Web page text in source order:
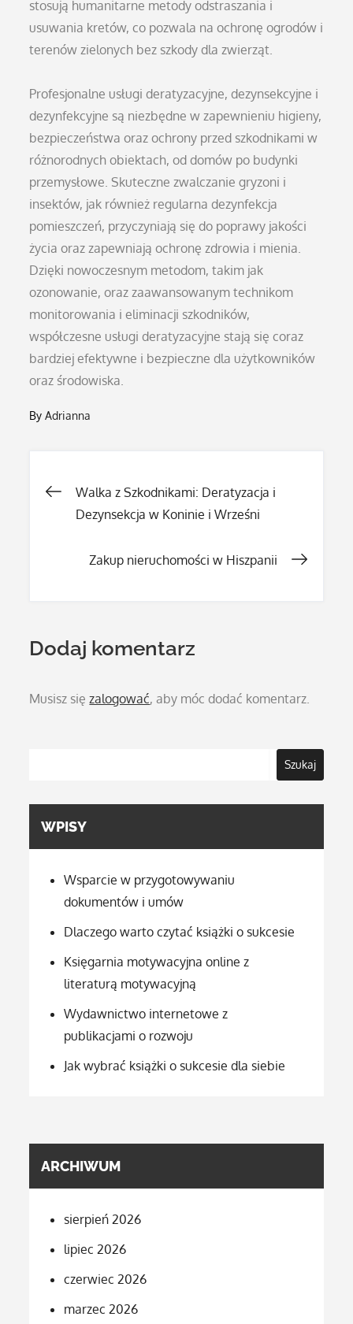
stosują humanitarne metody odstraszania i
usuwania kretów, co pozwala na ochronę ogrodów i
terenów zielonych bez szkody dla zwierząt.
Profesjonalne usługi deratyzacyjne, dezynsekcyjne i
dezynfekcyjne są niezbędne w zapewnieniu higieny,
bezpieczeństwa oraz ochrony przed szkodnikami w
różnorodnych obiektach, od domów po budynki
przemysłowe. Skuteczne zwalczanie gryzoni i
insektów, jak również regularna dezynfekcja
pomieszczeń, przyczyniają się do poprawy jakości
życia oraz zapewniają ochronę zdrowia i mienia.
Dzięki nowoczesnym metodom, takim jak
ozonowanie, oraz zaawansowanym technikom
monitorowania i eliminacji szkodników,
współczesne usługi deratyzacyjne stają się coraz
bardziej efektywne i bezpieczne dla użytkowników
oraz środowiska.
ByAdrianna
Nawigacja
Walka z Szkodnikami: Deratyzacja i
Dezynsekcja w Koninie i Wrześni
Zakup nieruchomości w Hiszpanii
Dodaj komentarz
Musisz sięzalogować, aby móc dodać komentarz.
Szukaj
WPISY
Wsparcie w przygotowywaniu
dokumentów i umów
Dlaczego warto czytać książki o sukcesie
Księgarnia motywacyjna online z
literaturą motywacyjną
Wydawnictwo internetowe z
publikacjami o rozwoju
Jak wybrać książki o sukcesie dla siebie
ARCHIWUM
sierpień 2026
lipiec 2026
czerwiec 2026
marzec 2026